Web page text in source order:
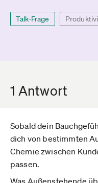
Talk-Frage
1 Antwort
Sobald dein
dich von bestimmten
Chemie zwischen
passen.
Was Außenstehende